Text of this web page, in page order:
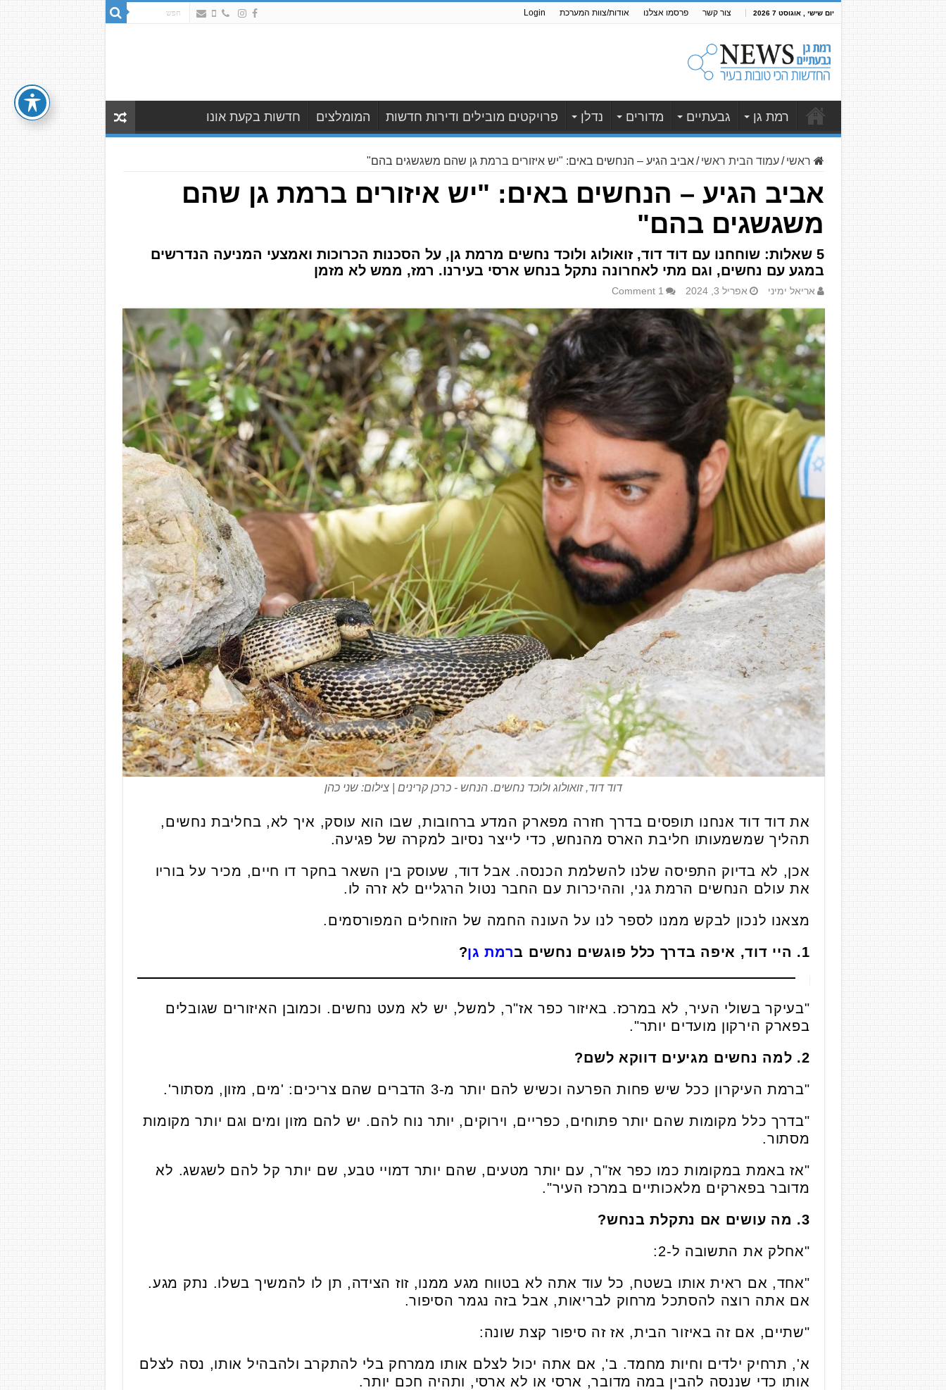
יום שישי , אוגוסט 7 2026 צור קשר פרסמו אצלנו אודות/צוות המערכת Login
רמת גן גבעתיים מדורים נדלן פרויקטים מובילים ודירות חדשות המומלצים חדשות בקעת אונו
ראשי / עמוד הבית ראשי / אביב הגיע – הנחשים באים: "יש איזורים ברמת גן שהם משגשגים בהם"
אביב הגיע – הנחשים באים: "יש איזורים ברמת גן שהם
משגשגים בהם"
5 שאלות: שוחחנו עם דוד דוד, זואולוג ולוכד נחשים מרמת גן, על הסכנות הכרוכות ואמצעי המניעה הנדרשים
במגע עם נחשים, וגם מתי לאחרונה נתקל בנחש ארסי בעירנו. רמז, ממש לא מזמן
אריאל ימיני אפריל 3, 2024 1 Comment
דוד דוד, זואולוג ולוכד נחשים. הנחש - כרכן קרינים | צילום: שני כהן
את דוד דוד אנחנו תופסים בדרך חזרה מפארק המדע ברחובות, שבו הוא עוסק, איך לא, בחליבת נחשים,
תהליך שמשמעותו חליבת הארס מהנחש, כדי לייצר נסיוב למקרה של פגיעה.
אכן, לא בדיוק התפיסה שלנו להשלמת הכנסה. אבל דוד, שעוסק בין השאר בחקר דו חיים, מכיר על בוריו
את עולם הנחשים הרמת גני, וההיכרות עם החבר נטול הרגליים לא זרה לו.
מצאנו לנכון לבקש ממנו לספר לנו על העונה החמה של הזוחלים המפורסמים.
1. היי דוד, איפה בדרך כלל פוגשים נחשים ב רמת גן?
"בעיקר בשולי העיר, לא במרכז. באיזור כפר אז"ר, למשל, יש לא מעט נחשים. וכמובן האיזורים שגובלים
בפארק הירקון מועדים יותר".
2. למה נחשים מגיעים דווקא לשם?
"ברמת העיקרון ככל שיש פחות הפרעה וכשיש להם יותר מ-3 הדברים שהם צריכים: 'מים, מזון, מסתור'.
"בדרך כלל מקומות שהם יותר פתוחים, כפריים, וירוקים, יותר נוח להם. יש להם מזון ומים וגם יותר מקומות
מסתור.
"אז באמת במקומות כמו כפר אז"ר, עם יותר מטעים, שהם יותר דמויי טבע, שם יותר קל להם לשגשג. לא
מדובר בפארקים מלאכותיים במרכז העיר".
3. מה עושים אם נתקלת בנחש?
"אחלק את התשובה ל-2:
"אחד, אם ראית אותו בשטח, כל עוד אתה לא בטווח מגע ממנו, זוז הצידה, תן לו להמשיך בשלו. נתק מגע.
אם אתה רוצה להסתכל מרחוק לבריאות, אבל בזה נגמר הסיפור.
"שתיים, אם זה באיזור הבית, אז זה סיפור קצת שונה:
א', תרחיק ילדים וחיות מחמד. ב', אם אתה יכול לצלם אותו ממרחק בלי להתקרב ולהבהיל אותו, נסה לצלם
אותו כדי שננסה להבין במה מדובר, ארסי או לא ארסי, ותהיה חכם יותר.